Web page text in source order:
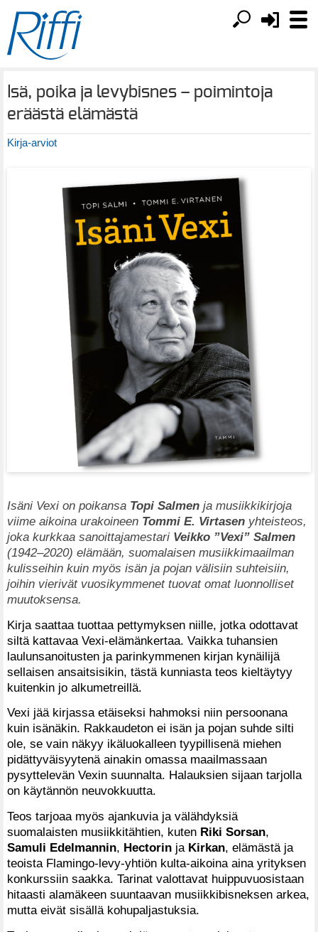
Isä, poika ja levybisnes – poimintoja
eräästä elämästä
Kirja-arviot
Isäni Vexi on poikansa Topi Salmen ja musiikkikirjoja
viime aikoina urakoineen Tommi E. Virtasen yhteisteos,
joka kurkkaa sanoittajamestari Veikko ”Vexi” Salmen
(1942–2020) elämään, suomalaisen musiikkimaailman
kulisseihin kuin myös isän ja pojan välisiin suhteisiin,
joihin vierivät vuosikymmenet tuovat omat luonnolliset
muutoksensa.
Kirja saattaa tuottaa pettymyksen niille, jotka odottavat
siltä kattavaa Vexi-elämänkertaa. Vaikka tuhansien
laulunsanoitusten ja parinkymmenen kirjan kynäilijä
sellaisen ansaitsisikin, tästä kunniasta teos kieltäytyy
kuitenkin jo alkumetreillä.
Vexi jää kirjassa etäiseksi hahmoksi niin persoonana
kuin isänäkin. Rakkaudeton ei isän ja pojan suhde silti
ole, se vain näkyy ikäluokalleen tyypillisenä miehen
pidättyväisyytenä ainakin omassa maailmassaan
pysyttelevän Vexin suunnalta. Halauksien sijaan tarjolla
on käytännön neuvokkuutta.
Teos tarjoaa myös ajankuvia ja välähdyksiä
suomalaisten musiikkitähtien, kuten Riki Sorsan,
Samuli Edelmannin, Hectorin ja Kirkan, elämästä ja
teoista Flamingo-levy-yhtiön kulta-aikoina aina yrityksen
konkurssiin saakka. Tarinat valottavat huippuvuosistaan
hitaasti alamäkeen suuntaavan musiikkibisneksen arkea,
mutta eivät sisällä kohupaljastuksia.